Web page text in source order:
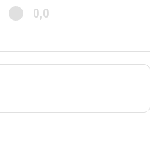
0,0